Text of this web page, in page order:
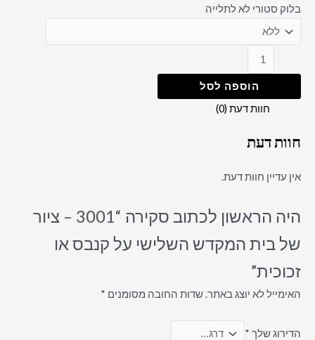
בלוק סטורי לא לתלייה
הוספה לסל
חוות דעת (0)
חוות דעת
אין עדיין חוות דעת.
היה הראשון לכתוב סקירה “3001 – ציור
של בית המקדש השלישי על קנבס או
זכוכית”
האימייל לא יוצג באתר.שדות החובה מסומנים *
הדירוג שלך *